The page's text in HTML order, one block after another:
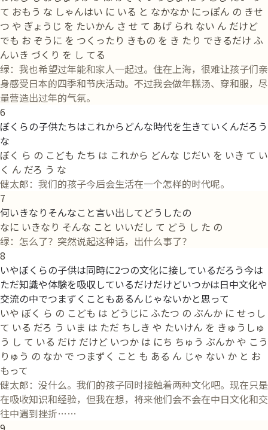
て おもう な しゃんはい に いる と なかなか にっぽん の きせ
つ や ぎょうじ を たいかん さ せ て あげ られ ない ん だけど
でも お ぞうに を つくったり きもの を き たり できるだけ ふ
んいき づくり を し てる
绿：我也希望过年能和家人一起过。住在上海，很难让孩子们亲
身感受日本的四季和节庆活动。不过我会做年糕汤、穿和服，尽
量营造出过年的气氛。
6
ぼくらの子供たちはこれからどんな時代を生きていくんだろう
な
ぼく ら の こども たち は これから どんな じだい を いき て い
く ん だろ う な
健太郎：我们的孩子今后会生活在一个怎样的时代呢。
7
何いきなりそんなこと言い出してどうしたの
なに いきなり そんな こと いいだし て どう し た の
绿：怎么了？突然说起这种话，出什么事了？
8
いやぼくらの子供は同時に2つの文化に接しているだろう今は
ただ知識や体験を吸収しているだけだけどいつかは日中文化や
交流の中でつまずくこともあるんじゃないかと思って
いや ぼく ら の こども は どうじに ふたつ の ぶんか に せっし
て いる だろ う いま は ただ ちしき や たいけん を きゅうしゅ
う し て いる だけ だけど いつか は にち ちゅう ぶんか や こう
りゅう の なか で つまずく こと も ある ん じゃ ない か と お
もって
健太郎：没什么。我们的孩子同时接触着两种文化吧。现在只是
在吸收知识和经验，但我在想，将来他们会不会在中日文化和交
往中遇到挫折……